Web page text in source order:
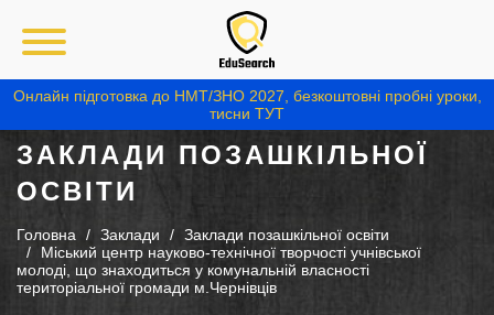
Онлайн підготовка до НМТ/ЗНО 2027, безкоштовні пробні уроки,
тисни ТУТ
ЗАКЛАДИ ПОЗАШКІЛЬНОЇ
ОСВІТИ
Головна Заклади
Заклади позашкільної освіти
Міський центр науково-технічної творчості учнівської
молоді, що знаходиться у комунальній власності
територіальної громади м.Чернівців